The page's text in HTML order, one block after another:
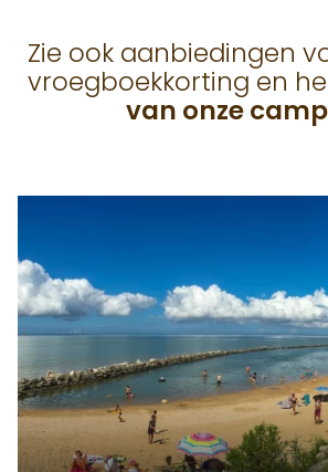
Zie ook aanbiedingen
vroegboekkorting en
van onze